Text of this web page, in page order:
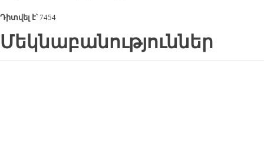
Դիտվել է՝7454
Մեկնաբանություններ